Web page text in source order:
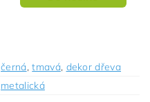
černá,tmavá, dekor dřeva
metalická